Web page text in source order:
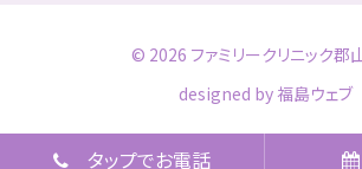
タップでお電話
© 2026 ファミリークリニック郡
designed by福島ウェブ